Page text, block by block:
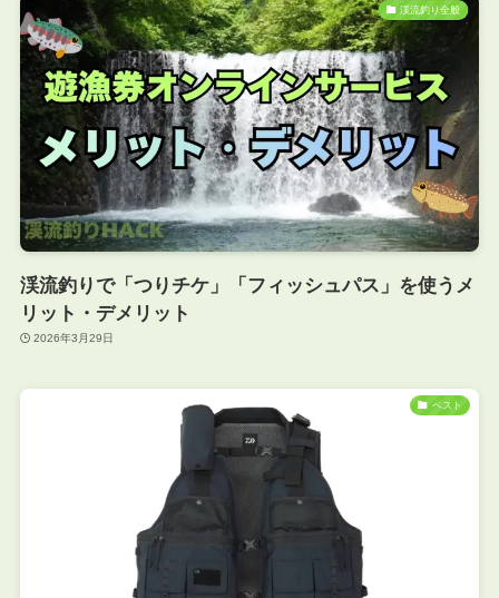
渓流釣り全般
渓流釣りで「つりチケ」「フィッシュパス」を使うメ
リット・デメリット
2026年3月29日
ベスト